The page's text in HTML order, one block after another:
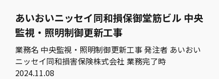
あいおいニッセイ同和損保御堂筋ビル 中央
監視・照明制御更新工事
業務名 中央監視・照明制御更新工事 発注者 あいおい
ニッセイ同和損害保険株式会社 業務完了時
2024.11.08